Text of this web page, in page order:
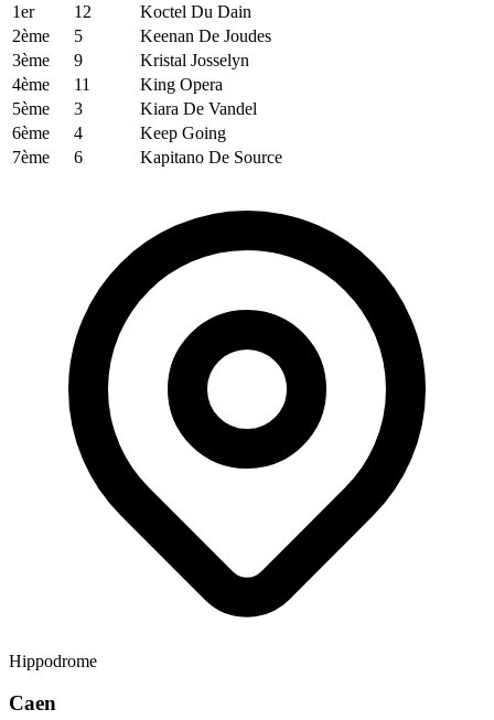
1er
12
Koctel Du Dain
2ème
5
Keenan De Joudes
3ème
9
Kristal Josselyn
4ème
11
King Opera
5ème
3
Kiara De Vandel
6ème
4
Keep Going
7ème
6 Kapitano De Source
Hippodrome
Caen